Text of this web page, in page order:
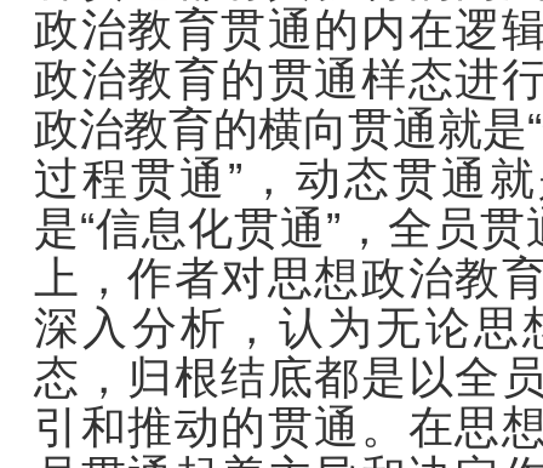
政治教育贯通的内在逻
政治教育的贯通样态进
政治教育的横向贯通就是
过程贯通”，动态贯通
是“信息化贯通”，全员
上，作者对思想政治教
深入分析，认为无论思
态，归根结底都是以全
引和推动的贯通。在思